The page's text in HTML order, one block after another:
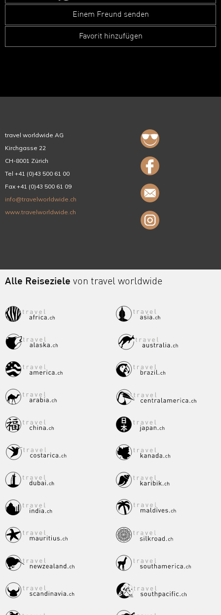
Einem Freund senden
Favorit hinzufügen
travel worldwide AG
Kirchgasse 22
CH-8001 Zürich
Tel +41 (0)43 500 61 00
Fax +41 (0)43 500 61 09
info@travelworldwide.ch
www.travelworldwide.ch
Alle Reiseziele von travel worldwide